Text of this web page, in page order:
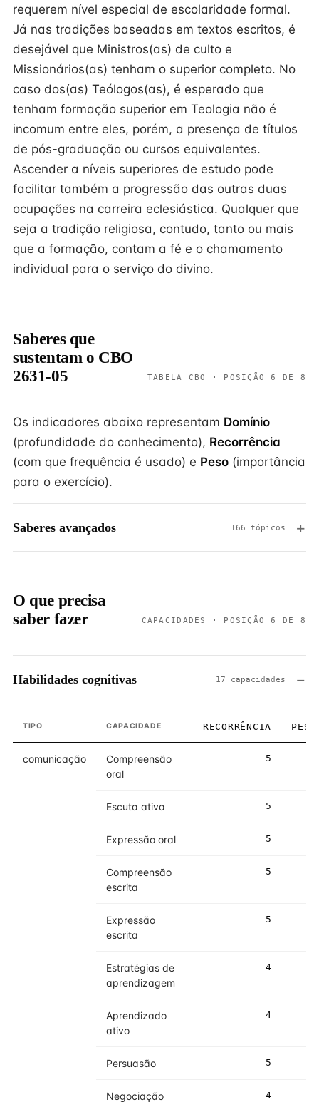
requerem nível especial de escolaridade formal.
Já nas tradições baseadas em textos escritos, é
desejável que Ministros(as) de culto e
Missionários(as) tenham o superior completo. No
caso dos(as) Teólogos(as), é esperado que
tenham formação superior em Teologia não é
incomum entre eles, porém, a presença de títulos
de pós-graduação ou cursos equivalentes.
Ascender a níveis superiores de estudo pode
facilitar também a progressão das outras duas
ocupações na carreira eclesiástica. Qualquer que
seja a tradição religiosa, contudo, tanto ou mais
que a formação, contam a fé e o chamamento
individual para o serviço do divino.
Saberes que
sustentam o CBO
2631-05
TABELA CBO · POSIÇÃO 6 DE 8
Os indicadores abaixo representam Domínio
(profundidade do conhecimento), Recorrência
(com que frequência é usado) e Peso (importância
para o exercício).
Saberes avançados 166 tópicos
O que precisa
saber fazer
CAPACIDADES · POSIÇÃO 6 DE 8
Habilidades cognitivas 17 capacidades
TIPO CAPACIDADE RECORRÊNCIA PESO
comunicação
Compreensão
oral
5
Escuta ativa 5
Expressão oral 5
Compreensão
escrita
5
Expressão
escrita
5
Estratégias de
aprendizagem
4
Aprendizado
ativo
4
Persuasão 5
Negociação 4